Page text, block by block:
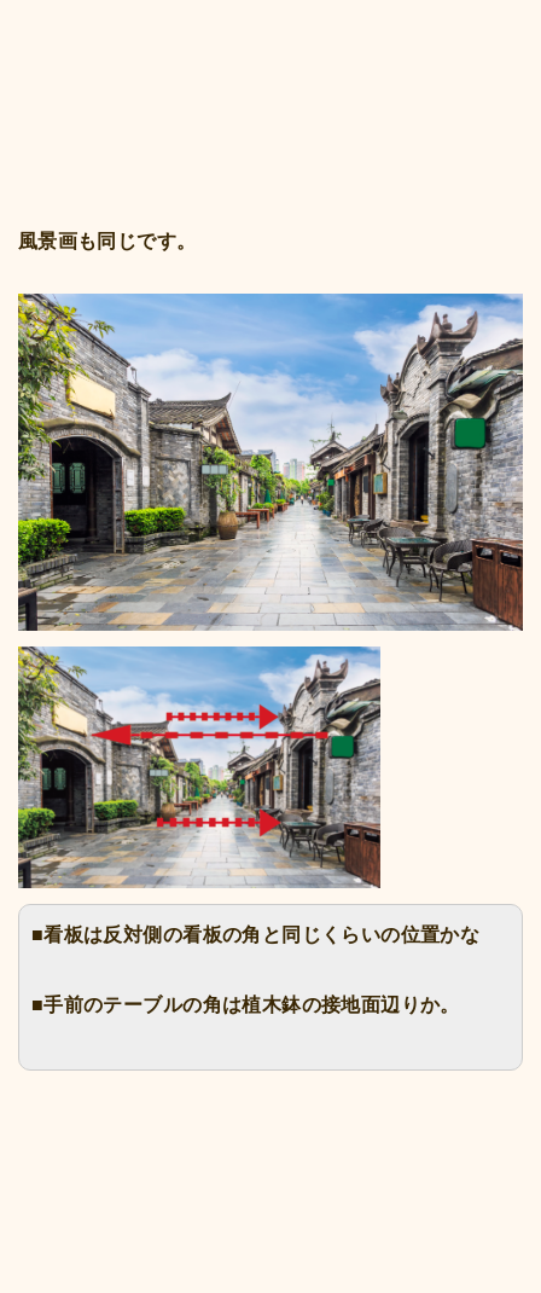
風景画も同じです。
■看板は反対側の看板の角と同じくらいの位置かな
■手前のテーブルの角は植木鉢の接地面辺りか。